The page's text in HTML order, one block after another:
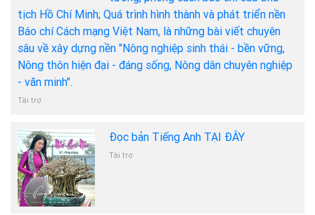
tịch Hồ Chí Minh; Quá trình hình thành và phát triển nền
Báo chí Cách mạng Việt Nam, là những bài viết chuyên
sâu về xây dựng nền "Nông nghiệp sinh thái - bền vững,
Nông thôn hiện đại - đáng sống, Nông dân chuyên nghiệp
- văn minh".
Tài trợ
Đọc bản Tiếng Anh TẠI ĐÂY
Tài trợ